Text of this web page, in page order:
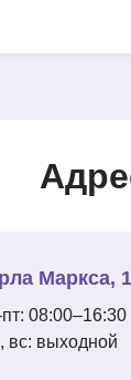
Маркса,
08:00–16:30
вс: выходной